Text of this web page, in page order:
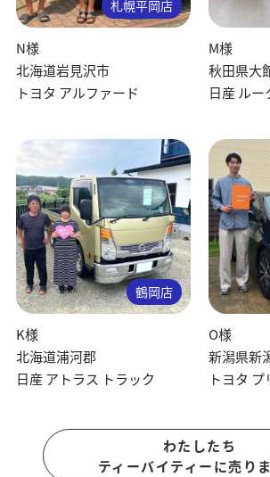
札幌平岡店
N様
北海道岩見沢市
トヨタ アルファード
M様
秋田県大
日産 ルー
鶴岡店
K様
北海道浦河郡
日産 アトラス トラック
O様
新潟県新
トヨタ プ
わたしたち
ティーバイティーに売り